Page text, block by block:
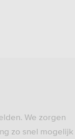
We zorgen
zo snel mogelijk